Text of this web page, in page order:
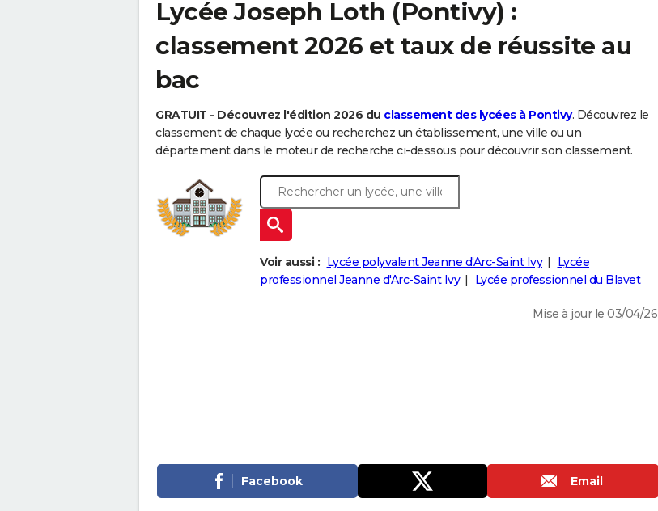
Lycée Joseph Loth (Pontivy) :
classement 2026 et taux de réussite au
bac
GRATUIT - Découvrez l'édition 2026 du classement des lycées à Pontivy. Découvrez le
classement de chaque lycée ou recherchez un établissement, une ville ou un
département dans le moteur de recherche ci-dessous pour découvrir son classement.
Voir aussi : Lycée polyvalent Jeanne d'Arc-Saint Ivy
Lycée
professionnel Jeanne d'Arc-Saint Ivy
Lycée professionnel du Blavet
Mise à jour le 03/04/26
Facebook Email